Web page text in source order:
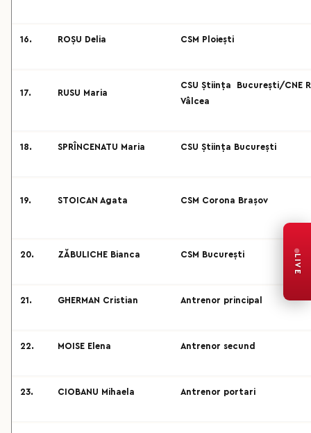
16. ROȘU Delia CSM Ploiești
17. RUSU Maria
CSU Știința București/CNE
Vâlcea
18. SPRÎNCENATU Maria CSU Știința București
19. STOICAN Agata CSM Corona Brașov
20. ZĂBULICHE Bianca CSM București
21. GHERMAN Cristian Antrenor principal
22. MOISE Elena Antrenor secund
23. CIOBANU Mihaela Antrenor portari
LIVE